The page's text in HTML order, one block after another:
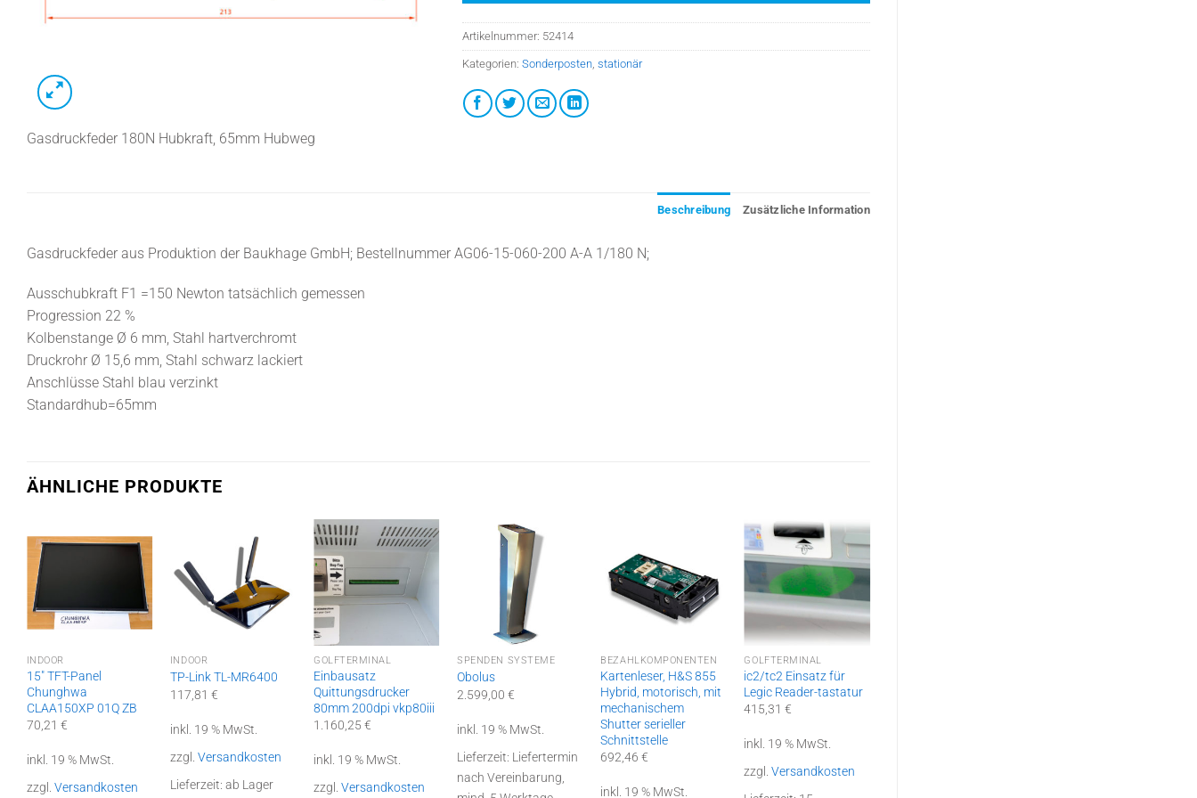
Gasdruckfeder 180N Hubkraft, 65mm Hubweg
Artikelnummer: 52414
Kategorien: Sonderposten, stationär
Beschreibung Zusätzliche Information
Gasdruckfeder aus Produktion der Baukhage GmbH; Bestellnummer AG06-15-060-200 A-A 1/180 N;
Ausschubkraft F1 =150 Newton tatsächlich gemessen
Progression 22 %
Kolbenstange Ø 6 mm, Stahl hartverchromt
Druckrohr Ø 15,6 mm, Stahl schwarz lackiert
Anschlüsse Stahl blau verzinkt
Standardhub=65mm
ÄHNLICHE PRODUKTE
INDOOR
15″ TFT-Panel
Chunghwa
CLAA150XP 01Q ZB
70,21 €
inkl. 19 % MwSt.
zzgl. Versandkosten
INDOOR
TP-Link TL-MR6400
117,81 €
inkl. 19 % MwSt.
zzgl. Versandkosten
Lieferzeit: ab Lager
GOLFTERMINAL
Einbausatz
Quittungsdrucker
80mm 200dpi vkp80iii
1.160,25€
inkl. 19 % MwSt.
zzgl.Versandkosten
SPENDEN SYSTEME
Obolus
2.599,00€
inkl. 19 % MwSt.
Lieferzeit: Liefertermin
nach Vereinbarung,
BEZAHLKOMPONENTEN
Kartenleser, H&S 855
Hybrid, motorisch, mit
mechanischem
Shutter serieller
Schnittstelle
692,46€
inkl. 19 % MwSt.
GOLFTERMINAL
ic2/tc2 Einsatz für
Legic Reader-tastatur
415,31€
inkl. 19 % MwSt.
zzgl.Versandkosten